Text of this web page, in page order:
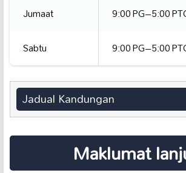
Jumaat
9:00 PG–5:00
Sabtu
9:00 PG–5:00
Jadual Kandungan
Maklumat